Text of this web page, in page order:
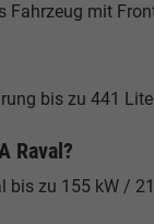
Fahrzeug mit
bis zu 441
Raval?
bis zu 155 kW /